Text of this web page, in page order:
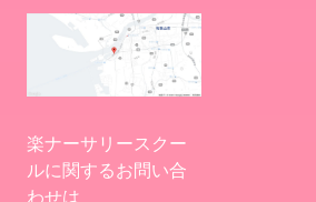
楽ナーサリースクー
ルに関するお問い合
わせは